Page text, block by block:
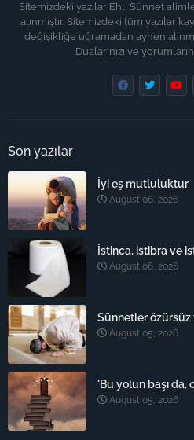
Sitemizdeki yazılar Ehli Sünnet
alınmıştır. Sitemizdeki tüm yazılar
değişikliğe uğramadan aynen
Dualarınızı ve
Son yazılar
İyi eş mutluluktur
August 06, 2026
İstinca, istibra ve
August 06, 2026
Sünnetler
August 05, 2026
'Bu yolun başı da,
August 05, 2026